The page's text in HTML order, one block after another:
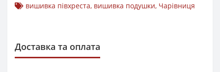
вишивка півхреста, вишивка подушки, Чарівниця
Доставка та оплата